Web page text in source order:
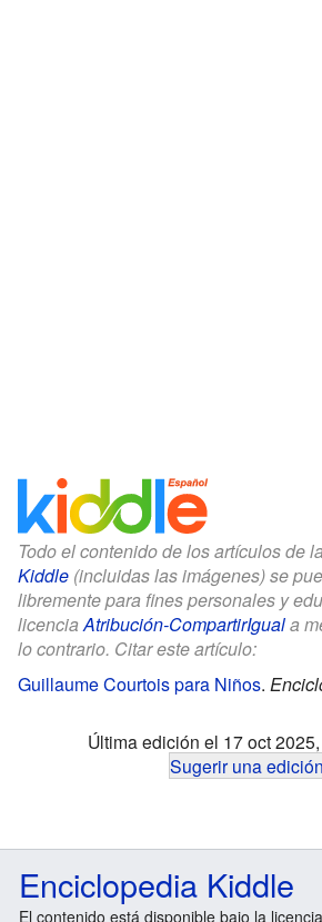
Todo el contenido de los artículos de la
Kiddle (incluidas las imágenes) se
libremente para fines personales y
licenciaAtribución-CompartirIguala
lo contrario. Citar este artículo:
Guillaume Courtois para Niños.
Última edición el 17 oct
Sugerir una edición
Enciclopedia Kiddle
El contenido está disponible bajo la licencia